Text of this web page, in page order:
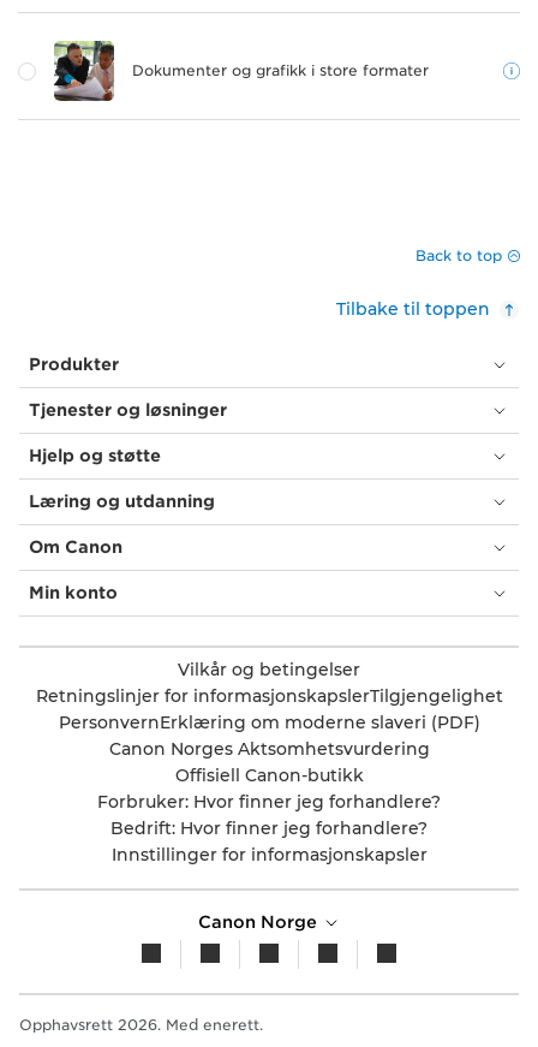
Dokumenter og grafikk i store formater
Back to top
Tilbake til toppen
Produkter
Tjenester og løsninger
Hjelp og støtte
Læring og utdanning
Om Canon
Min konto
Vilkår og betingelser
Retningslinjer for informasjonskapslerTilgjengelighet
PersonvernErklæring om moderne slaveri (PDF)
Canon Norges Aktsomhetsvurdering
Offisiell Canon-butikk
Forbruker: Hvor finner jeg forhandlere?
Bedrift: Hvor finner jeg forhandlere?
Innstillinger for informasjonskapsler
Canon Norge
Opphavsrett 2026. Med enerett.